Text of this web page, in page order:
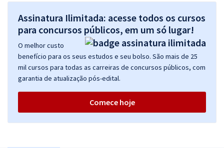
Assinatura Ilimitada: acesse todos os cursos
para concursos públicos, em um só lugar!
O melhor custo
benefício para os seus estudos e seu bolso. São mais de 25
mil cursos para todas as carreiras de concursos públicos, com
garantia de atualização pós-edital.
Comece hoje